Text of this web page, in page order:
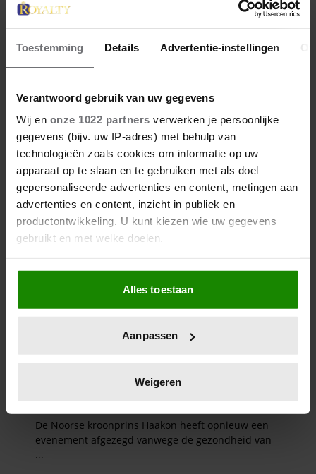
Toestemming Details Advertentie-instellingen
Verantwoord gebruik van uw gegevens
Wij en onze 1022 partners verwerken je persoonlijke
gegevens (bijv. uw IP-adres) met behulp van
technologieën zoals cookies om informatie op uw
apparaat op te slaan en te gebruiken met als doel
gepersonaliseerde advertenties en content, metingen aan
advertenties en content, inzicht in publiek en
productontwikkeling. U kunt kiezen wie uw gegevens
gebruikt en met welke doelen.
Als u het toestaat, willen we ook graag:
Informatie verzamelen over uw geografische
locatie, die tot een paar meter nauwkeurig kan zijn
scannen op specifieke eigenschappen (fingerprinting)
verwerkt en stel uw voorkeuren in het
intrekken in de Cookieverklaring.
We gebruiken cookies om content en advertenties te
Alles toestaan
Aanpassen
Weigeren
27 april 2026
DOKKUM PAKT UIT VOOR
KONINGSDAG 2026